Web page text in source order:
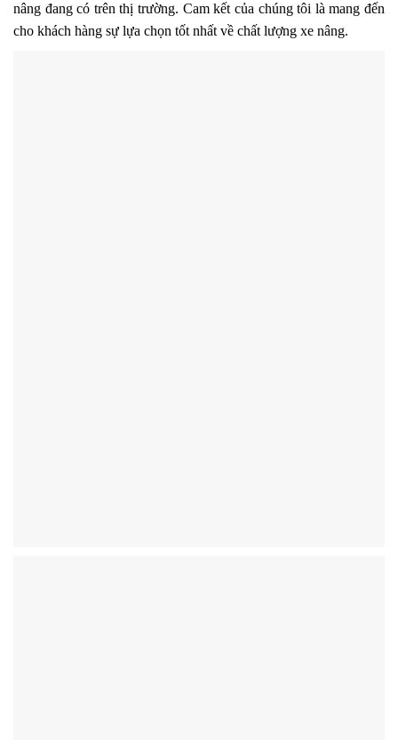
nâng đang có trên thị trường. Cam kết của chúng tôi là mang đến
cho khách hàng sự lựa chọn tốt nhất về chất lượng xe nâng.